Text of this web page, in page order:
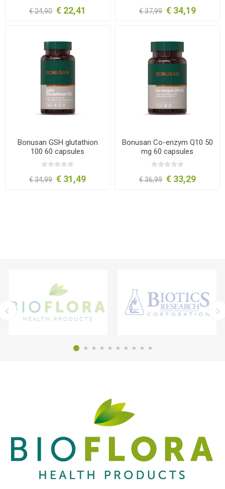
€ 24,90 € 22,41 € 37,99 € 34,19
Bonusan GSH glutathion
100 60 capsules
€ 34,99 € 31,49
Bonusan Co-enzym Q10 50
mg 60 capsules
€ 36,99 € 33,29